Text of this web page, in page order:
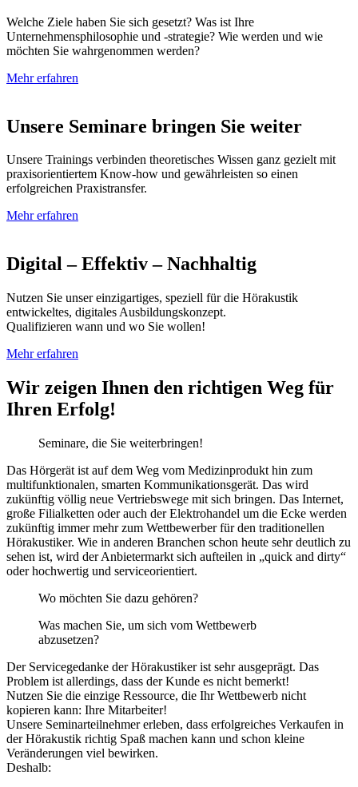
Welche Ziele haben Sie sich gesetzt? Was ist Ihre
Unternehmensphilosophie und -strategie? Wie werden und wie
möchten Sie wahrgenommen werden?
Mehr erfahren
Unsere Seminare bringen Sie weiter
Unsere Trainings verbinden theoretisches Wissen ganz gezielt mit
praxisorientiertem Know-how und gewährleisten so einen
erfolgreichen Praxistransfer.
Mehr erfahren
Digital – Effektiv – Nachhaltig
Nutzen Sie unser einzigartiges, speziell für die Hörakustik
entwickeltes, digitales Ausbildungskonzept.
Qualifizieren wann und wo Sie wollen!
Mehr erfahren
Wir zeigen Ihnen den richtigen Weg für
Ihren Erfolg!
Seminare, die Sie weiterbringen!
Das Hörgerät ist auf dem Weg vom Medizinprodukt hin zum
multifunktionalen, smarten Kommunikationsgerät. Das wird
zukünftig völlig neue Vertriebswege mit sich bringen. Das Internet,
große Filialketten oder auch der Elektrohandel um die Ecke werden
zukünftig immer mehr zum Wettbewerber für den traditionellen
Hörakustiker. Wie in anderen Branchen schon heute sehr deutlich zu
sehen ist, wird der Anbietermarkt sich aufteilen in „quick and dirty“
oder hochwertig und serviceorientiert.
Wo möchten Sie dazu gehören?
Was machen Sie, um sich vom Wettbewerb
abzusetzen?
Der Servicegedanke der Hörakustiker ist sehr ausgeprägt. Das
Problem ist allerdings, dass der Kunde es nicht bemerkt!
Nutzen Sie die einzige Ressource, die Ihr Wettbewerb nicht
kopieren kann: Ihre Mitarbeiter!
Unsere Seminarteilnehmer erleben, dass erfolgreiches Verkaufen in
der Hörakustik richtig Spaß machen kann und schon kleine
Veränderungen viel bewirken.
Deshalb: